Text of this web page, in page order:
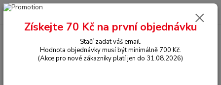
0,00 Kč
Získejte 70 Kč na první objednávku
Stačí zadat váš email.
Hodnota objednávky musí být minimálně 700 Kč.
(Akce pro nové zákazníky platí jen do 31.08.2026)